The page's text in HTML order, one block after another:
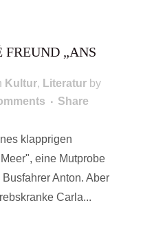
FREUND „ANS
Kultur, Literatur by
Share
klapprigen
eine Mutprobe
Anton. Aber
Carla...